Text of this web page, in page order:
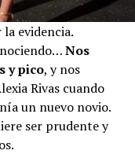
evidencia.
Nos
y pico, y nos
Rivas cuando
un nuevo novio.
ser prudente y